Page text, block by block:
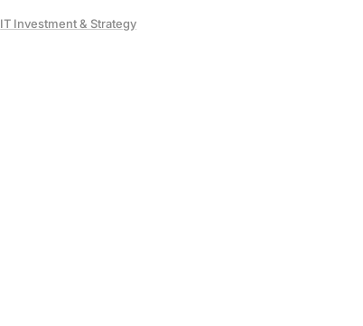
IT Investment & Strategy